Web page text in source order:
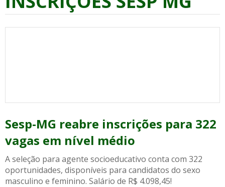
Sesp-MG reabre inscrições para 322
vagas em nível médio
A seleção para agente socioeducativo conta com 322
oportunidades, disponíveis para candidatos do sexo
masculino e feminino. Salário de R$ 4.098,45!